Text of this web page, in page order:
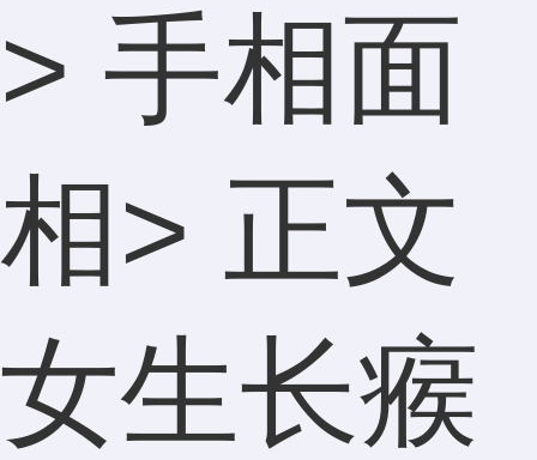
> 手相面
相> 正文
女生长瘊